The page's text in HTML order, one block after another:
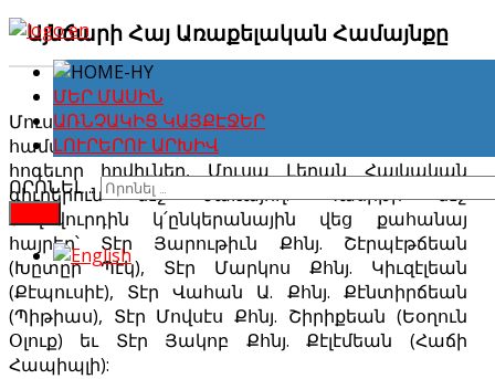
ՄԵՐ ՄԱՍԻՆ
ԱՌՆՉԱԿԻՑ ԿԱՅՔԷՋԵՐ
ԼՈՒՐԵՐՈՒ ԱՐԽԻՎ
ՈՐՈՆԵԼ …
Այնճարի Հայ Առաքելական Համայնքը
Մուսալեռցիք մեծաւ մասամբ Հայ Առաքելական
համայնքի զաւակներ էին եւ ունէին մէկէ աւելի
հոգեւոր հովիւներ, Մուսա Լերան Հայկական
գիւղերուն մէջ ծառայող: Պասիթի մէջ
ժողովուրդին կ՛ընկերանային վեց քահանայ
հայրեր՝ Տէր Յարութիւն Քհնյ. Շէրպէթճեան
(Խըտըր Պէկ), Տէր Մարկոս Քհնյ. Կիւզէլեան
(Քէպուսիէ), Տէր Վահան Ա. Քհնյ. Քէնտիրճեան
(Պիթիաս), Տէր Մովսէս Քհնյ. Շիրիքեան (Եօղուն
Օլուք) եւ Տէր Յակոբ Քհնյ. Քէլէմեան (Հաճի
Հապիպլի):